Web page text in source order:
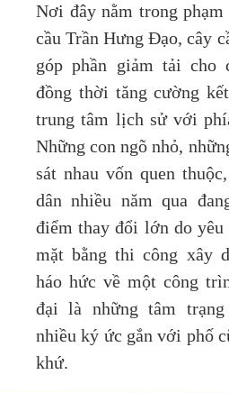
Nơi đây nằm trong
cầu Trần Hưng Đạo, cây
góp phần giảm tải cho
đồng thời tăng cường
trung tâm lịch sử với
Những con ngõ nhỏ,
sát nhau vốn quen
dân nhiều năm qua
điểm thay đổi lớn do
mặt bằng thi công xây
háo hức về một công
đại là những tâm
nhiều ký ức gắn với phố
khứ.